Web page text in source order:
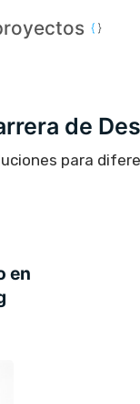
de
para
en